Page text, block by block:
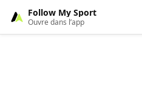
Follow My Sport
Ouvre dans l’app